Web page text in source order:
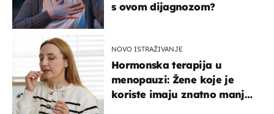
s ovom dijagnozom?
NOVO ISTRAŽIVANJE
Hormonska terapija u
menopauzi: Žene koje je
koriste imaju znatno manji